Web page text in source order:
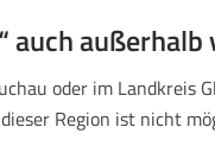
auch
oder im Landkreis
Region ist nicht